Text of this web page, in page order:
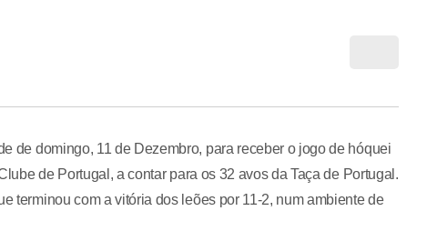
de domingo, 11 de Dezembro, para receber o jogo de hóquei
de Portugal, a contar para os 32 avos da Taça de Portugal.
terminou com a vitória dos leões por 11-2, num ambiente de